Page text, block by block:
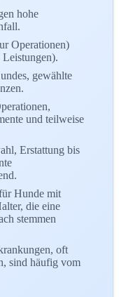
hohe
Operationen)
gewählte
und teilweise
Erstattung bis
Hunde mit
die eine
stemmen
oft
sind häufig vom